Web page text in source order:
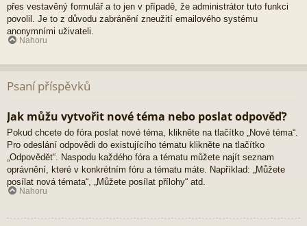
přes vestavěný formulář a to jen v případě, že administrátor tuto funkci
povolil. Je to z důvodu zabránění zneužití emailového systému
anonymními uživateli.
Nahoru
Psaní příspěvků
Jak můžu vytvořit nové téma nebo poslat odpověď?
Pokud chcete do fóra poslat nové téma, klikněte na tlačítko „Nové téma“.
Pro odeslání odpovědi do existujícího tématu klikněte na tlačítko
„Odpovědět“. Naspodu každého fóra a tématu můžete najít seznam
oprávnění, které v konkrétním fóru a tématu máte. Například: „Můžete
posílat nová témata“, „Můžete posílat přílohy“ atd.
Nahoru